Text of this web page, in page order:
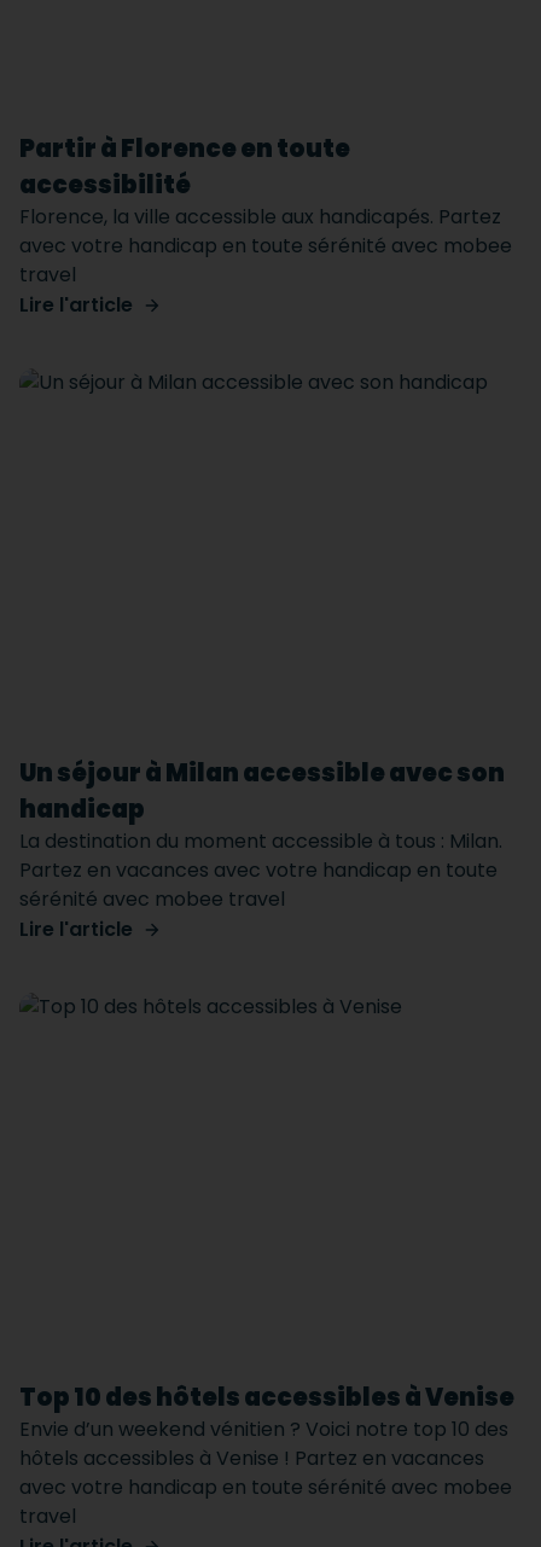
Partir à Florence en toute
accessibilité
Florence, la ville accessible aux handicapés. Partez
avec votre handicap en toute sérénité avec mobee
travel
Lire l'article
Un séjour à Milan accessible avec son
handicap
La destination du moment accessible à tous : Milan.
Partez en vacances avec votre handicap en toute
sérénité avec mobee travel
Lire l'article
Top 10 des hôtels accessibles à Venise
Envie d’un weekend vénitien ? Voici notre top 10 des
hôtels accessibles à Venise ! Partez en vacances
avec votre handicap en toute sérénité avec mobee
travel